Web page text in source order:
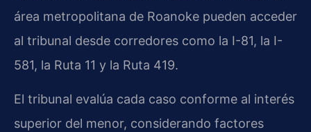
área metropolitana de Roanoke pueden acceder
al tribunal desde corredores como la I-81, la I-
581, la Ruta 11 y la Ruta 419.
El tribunal evalúa cada caso conforme al interés
superior del menor, considerando factores